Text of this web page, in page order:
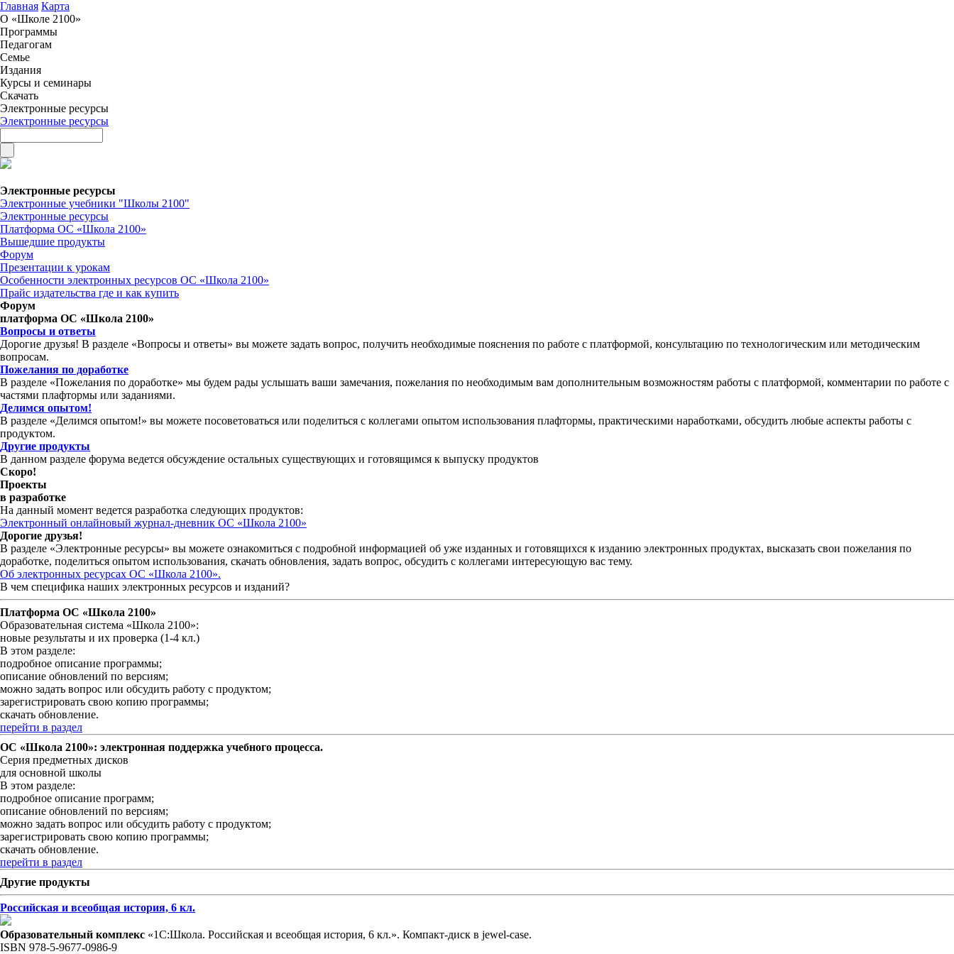
Главная Карта
О «Школе 2100»
Программы
Педагогам
Семье
Издания
Курсы и семинары
Скачать
Электронные ресурсы
Электронные ресурсы
Электронные ресурсы
Электронные учебники "Школы 2100"
Электронные ресурсы
Платформа ОС «Школа 2100»
Вышедшие продукты
Форум
Презентации к урокам
Особенности электронных ресурсов ОС «Школа 2100»
Прайс издательства где и как купить
Форум
платформа ОС «Школа 2100»
Вопросы и ответы
Дорогие друзья! В разделе «Вопросы и ответы» вы можете задать вопрос, получить необходимые пояснения по работе с платформой, консультацию по технологическим или методическим
вопросам.
Пожелания по доработке
В разделе «Пожелания по доработке» мы будем рады услышать ваши замечания, пожелания по необходимым вам дополнительным возможностям работы с платформой, комментарии по работе с
частями плафтормы или заданиями.
Делимся опытом!
В разделе «Делимся опытом!» вы можете посоветоваться или поделиться с коллегами опытом использования плафтормы, практическими наработками, обсудить любые аспекты работы с
продуктом.
Другие продукты
В данном разделе форума ведется обсуждение остальных существующих и готовящимся к выпуску продуктов
Скоро!
Проекты
в разработке
На данный момент ведется разработка следующих продуктов:
Электронный онлайновый журнал-дневник ОС «Школа 2100»
Дорогие друзья!
В разделе «Электронные ресурсы» вы можете ознакомиться с подробной информацией об уже изданных и готовящихся к изданию электронных продуктах, высказать свои пожелания по
доработке, поделиться опытом использования, скачать обновления, задать вопрос, обсудить с коллегами интересующую вас тему.
Об электронных ресурсах ОС «Школа 2100».
В чем специфика наших электронных ресурсов и изданий?
Платформа ОС «Школа 2100»
Образовательная система «Школа 2100»:
новые результаты и их проверка (1-4 кл.)
В этом разделе:
подробное описание программы;
описание обновлений по версиям;
можно задать вопрос или обсудить работу с продуктом;
зарегистрировать свою копию программы;
скачать обновление.
перейти в раздел
ОС «Школа 2100»: электронная поддержка учебного процесса.
Серия предметных дисков
для основной школы
В этом разделе:
подробное описание программ;
описание обновлений по версиям;
можно задать вопрос или обсудить работу с продуктом;
зарегистрировать свою копию программы;
скачать обновление.
перейти в раздел
Другие продукты
Российская и всеобщая история, 6 кл.
Образовательный комплекс «1С:Школа. Российская и всеобщая история, 6 кл.». Компакт-диск в jewel-case.
ISBN 978-5-9677-0986-9